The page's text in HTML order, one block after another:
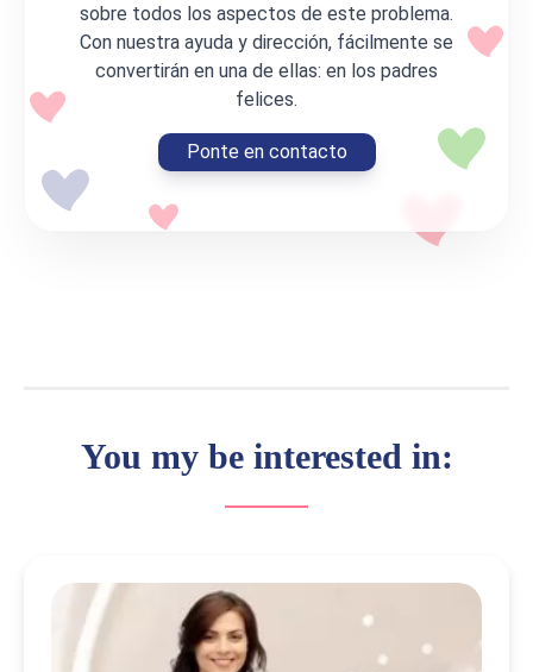
sobre todos los aspectos de este problema.
Con nuestra ayuda y dirección, fácilmente se
convertirán en una de ellas: en los padres
felices.
Ponte en contacto
You my be interested in: